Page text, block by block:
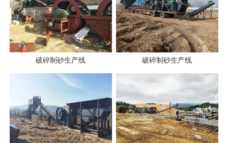
破碎制砂生产线 破碎制砂生产线